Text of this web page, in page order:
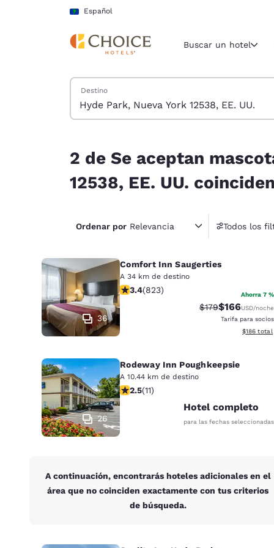
Pasar A Contenido Principal
Español
Región y
América
Selecciona
Europa
Ireland
English
Buscar un hotel
Buscar hoteles
Destino
2 de Se aceptan
12538, EE. UU.
Ordenar por Relevancia Todos los
1
36
Comfort Inn Saugerties
A 34 km de destino
calificación de 3.43 estrellas. Bueno.
3.4(823) Ahorra 7 %
Precio tachado:
$179Precio con
$166USD/noche
Tarifa para socios
Ver
$186 total
26
Rodeway Inn Poughkeepsie
A 10.44 km de destino
calificación de 2.45 estrellas. Feria.
2.5(11)
Hotel completo
para las fechas seleccionadas
A continuación, encontrarás hoteles adicionales en el
área que no coinciden exactamente con tus criterios
de búsqueda.